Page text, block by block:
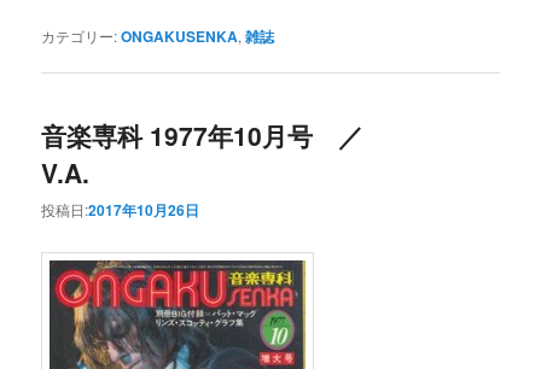
カテゴリー:ONGAKUSENKA,雑誌
音楽専科 1977年10月号 ／
V.A.
投稿日:2017年10月26日